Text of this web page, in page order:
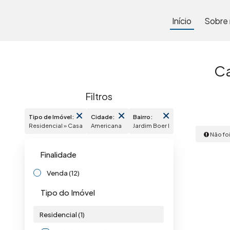
Sobre
Início
Tipo de Imóvel:
Residencial » Casa
Cidade:
Americana
Bairro:
Jardim Boer I
Finalidade
Venda (12)
Tipo do Imóvel
Residencial (1)
Não